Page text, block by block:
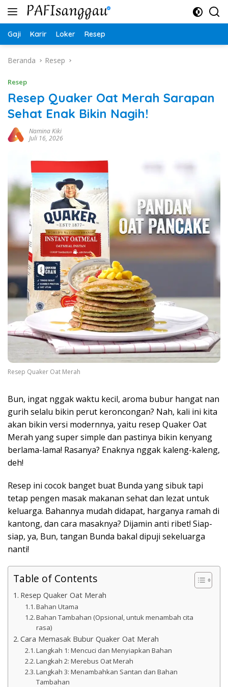
Langsung
Gaji Karir Loker Resep
Beranda Resep
Resep
Resep Quaker Oat Merah Sarapan
Sehat Enak Bikin Nagih!
Namina Kiki
Juli 16, 2026
Resep Quaker Oat Merah
Bun, ingat nggak waktu kecil, aroma bubur hangat nan
gurih selalu bikin perut keroncongan? Nah, kali ini kita
akan bikin versi modernnya, yaitu resep Quaker Oat
Merah yang super simple dan pastinya bikin kenyang
berlama-lama! Rasanya? Enaknya nggak kaleng-kaleng,
deh!
Resep ini cocok banget buat Bunda yang sibuk tapi
tetap pengen masak makanan sehat dan lezat untuk
keluarga. Bahannya mudah didapat, harganya ramah di
kantong, dan cara masaknya? Dijamin anti ribet! Siap-
siap, ya, Bun, tangan Bunda bakal dipuji sekeluarga
nanti!
Table of Contents
Resep Quaker Oat Merah
Bahan Utama
Bahan Tambahan (Opsional, untuk menambah cita
rasa)
Cara Memasak Bubur Quaker Oat Merah
Langkah 1: Mencuci dan Menyiapkan Bahan
Langkah 2: Merebus Oat Merah
Langkah 3: Menambahkan Santan dan Bahan
Tambahan